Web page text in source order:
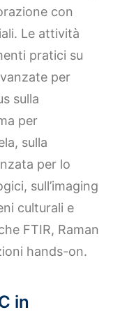
con
Le attività
pratici su
per
sulla
per
sulla
per lo
sull’imaging
culturali e
FTIR, Raman
hands-on.
in